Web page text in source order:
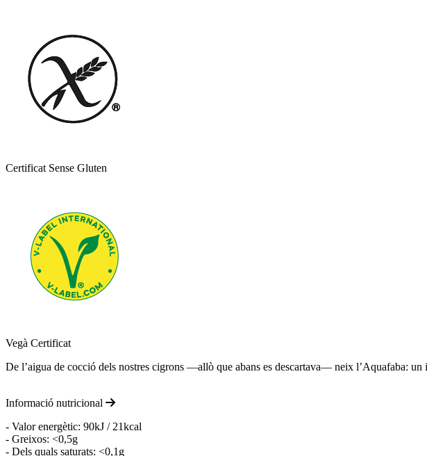
Certificat Sense Gluten
Vegà Certificat
De l’aigua de cocció dels nostres cigrons —allò que abans es descartava— neix l’Aquafaba: un
Informació nutricional
- Valor energètic: 90kJ / 21kcal
- Greixos: <0,5g
- Dels quals saturats: <0,1g